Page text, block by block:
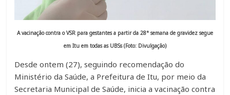
A vacinação contra o VSR para gestantes a partir da 28ª semana de gravidez segue
em Itu em todas as UBSs (Foto: Divulgação)
Desde ontem (27), seguindo recomendação do
Ministério da Saúde, a Prefeitura de Itu, por meio da
Secretaria Municipal de Saúde, inicia a vacinação contra